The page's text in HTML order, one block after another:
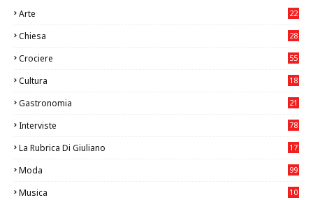
Arte
22
Chiesa
28
Crociere 55
Cultura
18
Gastronomia
21
Interviste 78
La Rubrica Di Giuliano
17
Moda 99
Musica
10